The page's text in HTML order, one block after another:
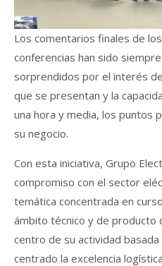
Los comentarios finales de
conferencias han sido
sorprendidos por el interés
que se presentan y la
una hora y media, los puntos
su negocio.
Con esta iniciativa, Grupo
compromiso con el sector
temática concentrada en
ámbito técnico y de producto
centro de su actividad
centrado la excelencia